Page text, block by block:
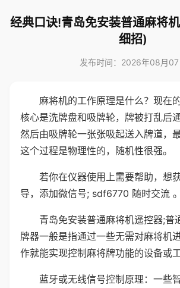
经典口诀!青岛免安装普通麻将
细招)
发布时间：2026年08月07
麻将机的工作原理是什么？现在
核心是洗牌盘和吸牌轮，牌被打乱后
然后由吸牌轮一张张吸起送入牌道，
这个过程是物理性的，随机性很强。
若你在仪器使用上需要帮助，想
导，添加微信号; sdf6770 随时交流 。
青岛免安装普通麻将机遥控器;普
牌器一般是指通过一些无需对麻将机
作就能实现控制麻将牌功能的设备或工
蓝牙或无线信号控制原理：一些